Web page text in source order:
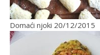
Domaći njoki 20/12/2015